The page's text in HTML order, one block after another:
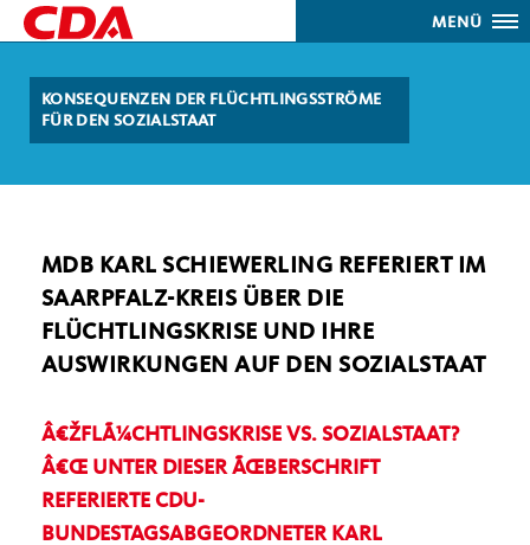
MENÜ
KONSEQUENZEN DER FLÜCHTLINGSSTRÖME
FÜR DEN SOZIALSTAAT
MDB KARL SCHIEWERLING REFERIERT IM
SAARPFALZ-KREIS ÜBER DIE
FLÜCHTLINGSKRISE UND IHRE
AUSWIRKUNGEN AUF DEN SOZIALSTAAT
FLÃ¼CHTLINGSKRISE VS. SOZIALSTAAT?
Œ UNTER DIESER ÃŒBERSCHRIFT
REFERIERTE CDU-
BUNDESTAGSABGEORDNETER KARL